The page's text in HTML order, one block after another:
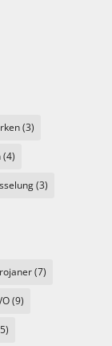
(3)
(4)
(3)
(7)
(9)